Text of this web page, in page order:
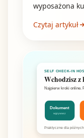
wyposażona
Czytaj artykuł
SELF CHECK-IN
Wchodzisz z
Najpierw kroki online.
Dokument
wgrywasz
Praktyczne dla